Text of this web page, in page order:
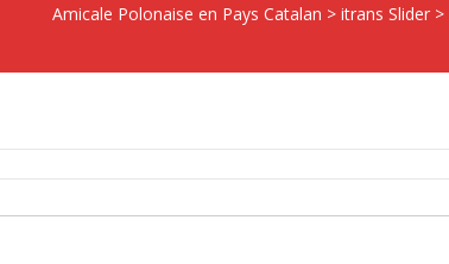
Amicale Polonaise en Pays Catalan > itrans Slider >